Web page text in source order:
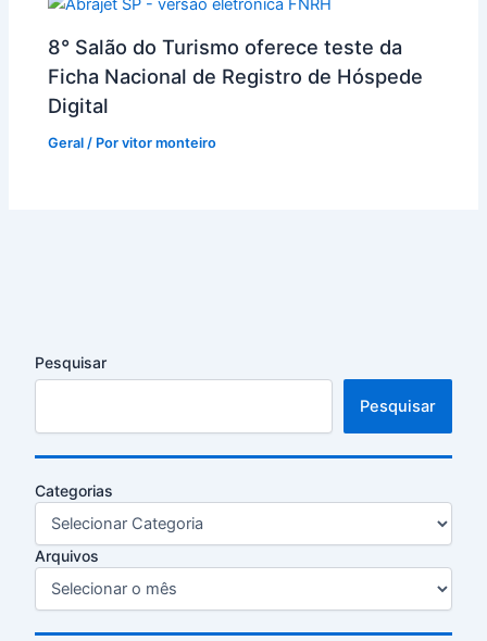
8° Salão do Turismo oferece teste da
Ficha Nacional de Registro de Hóspede
Digital
Geral / Porvitor monteiro
Pesquisar
Pesquisar
Categorias
Arquivos